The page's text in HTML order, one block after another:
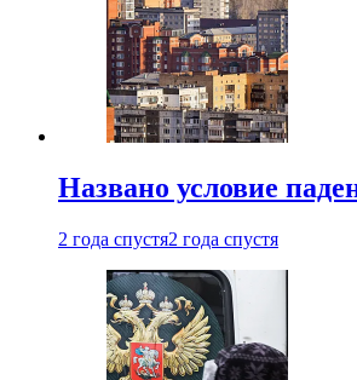
Названо условие
2 года спустя2 года спустя